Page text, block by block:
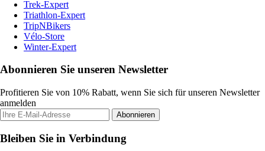
Trek-Expert
Triathlon-Expert
TripNBikers
Vélo-Store
Winter-Expert
Abonnieren Sie unseren Newsletter
Profitieren Sie von 10% Rabatt, wenn Sie sich für unseren Newsletter
anmelden
Abonnieren
Bleiben Sie in Verbindung